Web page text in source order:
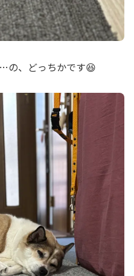
の、どっちかです😆